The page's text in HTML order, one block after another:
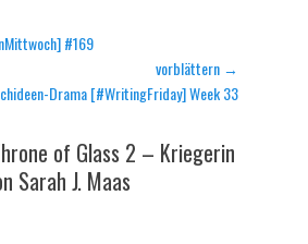
#169
vorblättern →
Drama [#WritingFriday] Week 33
of Glass 2 – Kriegerin
Sarah J. Maas